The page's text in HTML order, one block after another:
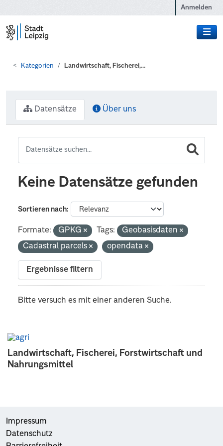
Anmelden
Kategorien Landwirtschaft, Fischerei,...
Landwirtschaft, Fischerei, Forstwirtschaft und
Nahrungsmittel
Datensätze Über uns
Keine Datensätze gefunden
Sortieren nach
Formate: GPKG Tags:
Geobasisdaten
Cadastral parcels
opendata
Ergebnisse filtern
Bitte versuch es mit einer anderen Suche.
Impressum
Datenschutz